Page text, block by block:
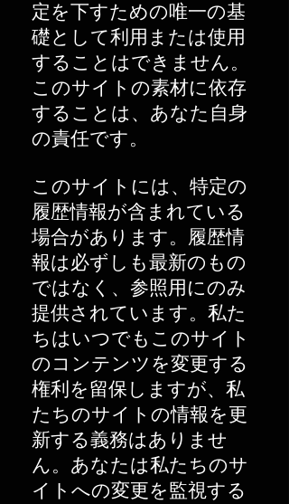
定を下すための唯一の基
礎として利用または使用
することはできません。
このサイトの素材に依存
することは、あなた自身
の責任です。
このサイトには、特定の
履歴情報が含まれている
場合があります。履歴情
報は必ずしも最新のもの
ではなく、参照用にのみ
提供されています。私た
ちはいつでもこのサイト
のコンテンツを変更する
権利を留保しますが、私
たちのサイトの情報を更
新する義務はありませ
ん。あなたは私たちのサ
イトへの変更を監視する